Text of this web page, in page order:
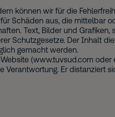
können wir für die
Schäden aus, die mittelbar
Text, Bilder und Grafiken,
Schutzgesetze. Der Inhalt
gemacht werden.
(www.tuvsud.com oder
Verantwortung. Er distanziert